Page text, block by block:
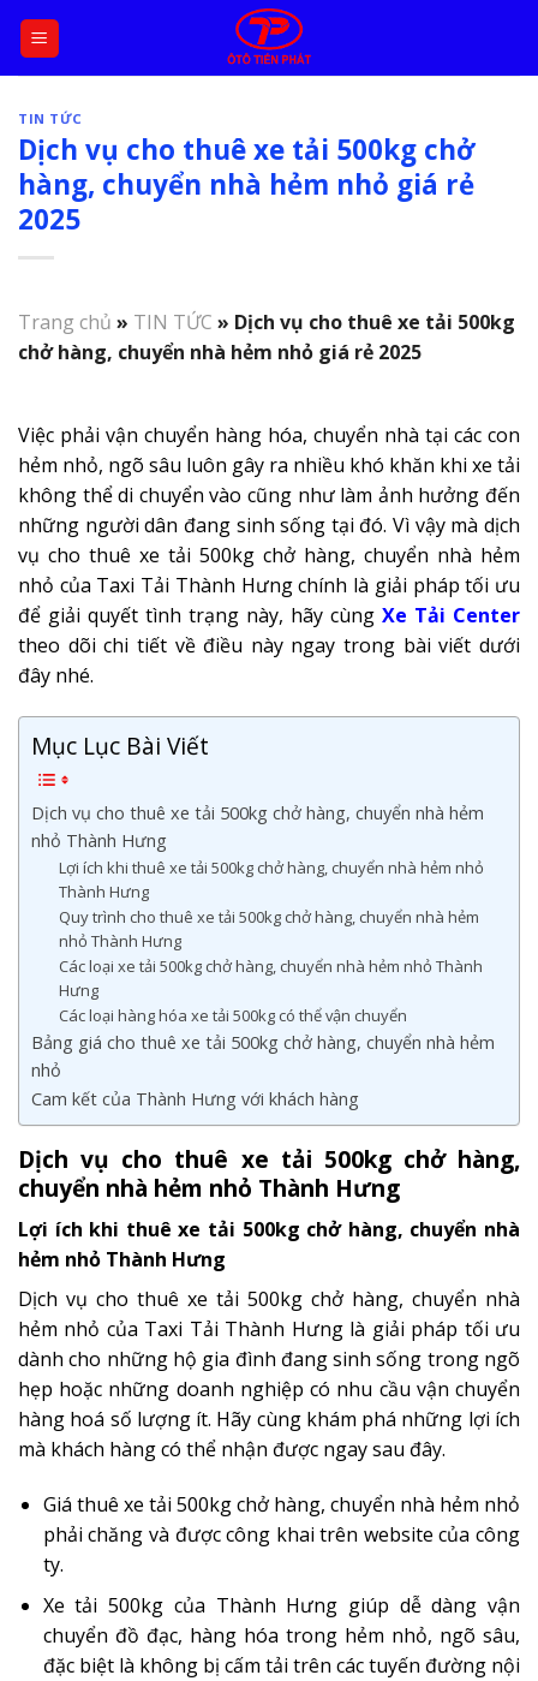
Skip
content
TIN TỨC
Dịch vụ cho thuê xe tải 500kg chở
hàng, chuyển nhà hẻm nhỏ giá rẻ
2025
Trang chủ » TIN TỨC » Dịch vụ cho thuê xe tải 500kg
chở hàng, chuyển nhà hẻm nhỏ giá rẻ 2025
Việc phải vận chuyển hàng hóa, chuyển nhà tại các con
hẻm nhỏ, ngõ sâu luôn gây ra nhiều khó khăn khi xe tải
không thể di chuyển vào cũng như làm ảnh hưởng đến
những người dân đang sinh sống tại đó. Vì vậy mà dịch
vụ cho thuê xe tải 500kg chở hàng, chuyển nhà hẻm
nhỏ của Taxi Tải Thành Hưng chính là giải pháp tối ưu
để giải quyết tình trạng này, hãy cùng Xe Tải Center
theo dõi chi tiết về điều này ngay trong bài viết dưới
đây nhé.
Mục Lục Bài Viết
Dịch vụ cho thuê xe tải 500kg chở hàng, chuyển nhà hẻm
nhỏ Thành Hưng
Lợi ích khi thuê xe tải 500kg chở hàng, chuyển nhà hẻm nhỏ
Thành Hưng
Quy trình cho thuê xe tải 500kg chở hàng, chuyển nhà hẻm
nhỏ Thành Hưng
Các loại xe tải 500kg chở hàng, chuyển nhà hẻm nhỏ Thành
Hưng
Các loại hàng hóa xe tải 500kg có thể vận chuyển
Bảng giá cho thuê xe tải 500kg chở hàng, chuyển nhà hẻm
nhỏ
Cam kết của Thành Hưng với khách hàng
Dịch vụ cho thuê xe tải 500kg chở hàng,
chuyển nhà hẻm nhỏ Thành Hưng
Lợi ích khi thuê xe tải 500kg chở hàng, chuyển nhà
hẻm nhỏ Thành Hưng
Dịch vụ cho thuê xe tải 500kg chở hàng, chuyển nhà
hẻm nhỏ của Taxi Tải Thành Hưng là giải pháp tối ưu
dành cho những hộ gia đình đang sinh sống trong ngõ
hẹp hoặc những doanh nghiệp có nhu cầu vận chuyển
hàng hoá số lượng ít. Hãy cùng khám phá những lợi ích
mà khách hàng có thể nhận được ngay sau đây.
Giá thuê xe tải 500kg chở hàng, chuyển nhà hẻm nhỏ
phải chăng và được công khai trên website của công
ty.
Xe tải 500kg của Thành Hưng giúp dễ dàng vận
chuyển đồ đạc, hàng hóa trong hẻm nhỏ, ngõ sâu,
đặc biệt là không bị cấm tải trên các tuyến đường nội